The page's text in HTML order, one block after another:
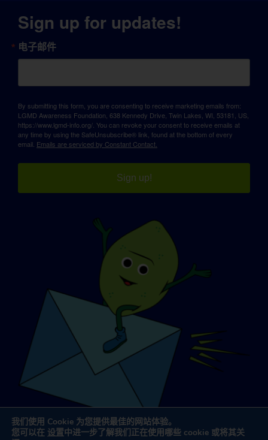
Sign up for updates!
电子邮件
By submitting this form, you are consenting to receive marketing emails from:
LGMD Awareness Foundation, 638 Kennedy Drive, Twin Lakes, WI, 53181, US,
https://www.lgmd-info.org/. You can revoke your consent to receive emails at
any time by using the SafeUnsubscribe® link, found at the bottom of every
email. Emails are serviced by Constant Contact.
Sign up!
我们使用 Cookie 为您提供最佳的网站体验。
您可以在 设置中进一步了解我们正在使用哪些 cookie 或将其关